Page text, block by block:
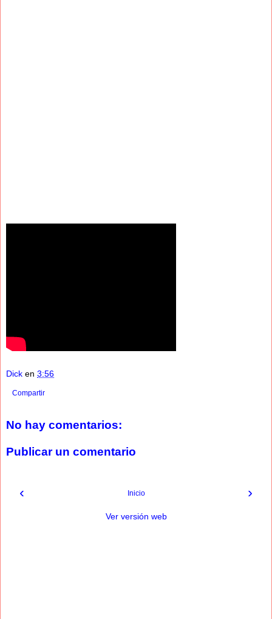
Dick en 3:56
Compartir
No hay comentarios:
Publicar un comentario
‹ ›
Inicio
Ver versión web